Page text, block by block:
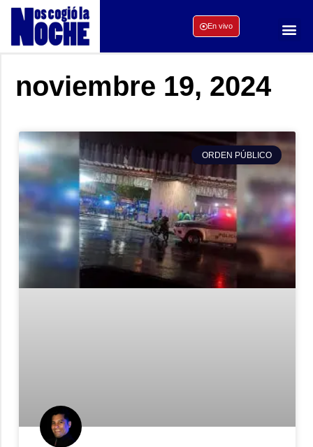
En vivo
noviembre 19, 2024
ORDEN PÚBLICO